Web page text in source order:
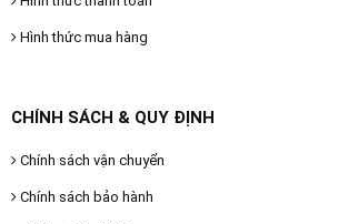
Hình thức mua hàng
CHÍNH SÁCH & QUY ĐỊNH
Chính sách vận chuyển
Chính sách bảo hành